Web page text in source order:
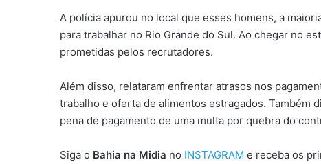
A polícia apurou no local que esses homens, a
para trabalhar no Rio Grande do Sul. Ao chegar no
prometidas pelos recrutadores.
Além disso, relataram enfrentar atrasos nos
trabalho e oferta de alimentos estragados. Também
pena de pagamento de uma multa por quebra do
Siga o Bahia na Midia no INSTAGRAM e receba os